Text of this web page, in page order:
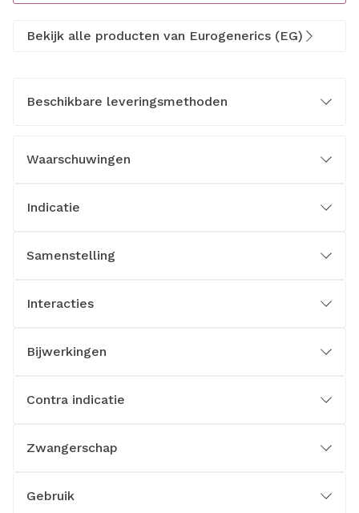
Bekijk alle producten van Eurogenerics (EG)
Beschikbare leveringsmethoden
Waarschuwingen
Indicatie
Samenstelling
Interacties
Bijwerkingen
Contra indicatie
Zwangerschap
Gebruik